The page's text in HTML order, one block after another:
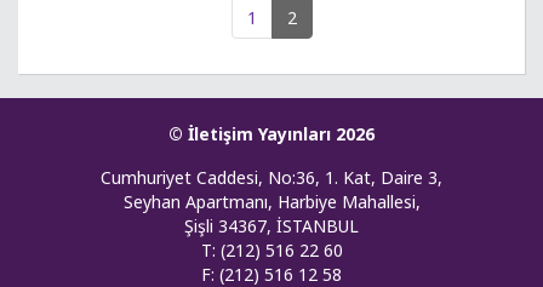
1 2
© İletişim Yayınları 2026
Cumhuriyet Caddesi, No:36, 1. Kat, Daire 3,
Seyhan Apartmanı, Harbiye Mahallesi,
Şişli 34367, İSTANBUL
T: (212) 516 22 60
F: (212) 516 12 58